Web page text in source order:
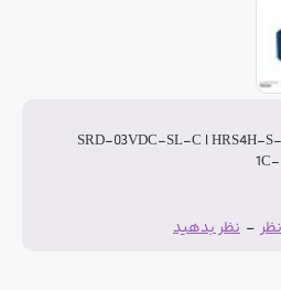
- نظر بدهید
SRD-03VDC-SL-C | HRS4H-